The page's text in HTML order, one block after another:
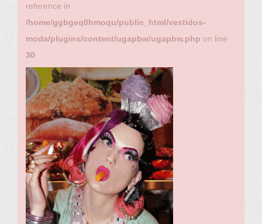
reference in
/home/ggbgeq0hmoqu/public_html/vestidos-
moda/plugins/content/ugapbw/ugapbw.php on line
30